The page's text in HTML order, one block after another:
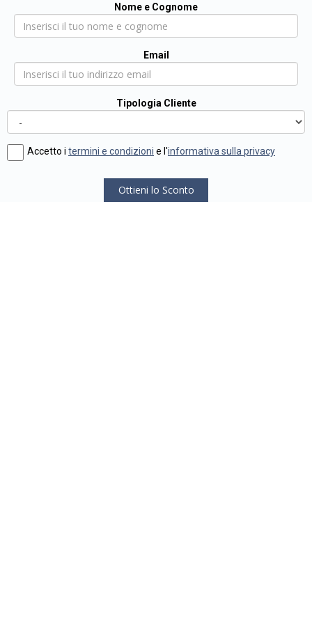
Nome e Cognome
Email
Tipologia Cliente
Accetto i termini e condizioni e l'informativa sulla privacy
Ottieni lo Sconto